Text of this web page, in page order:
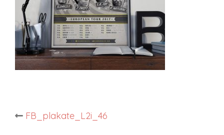
Post
FB_plakate_L2i_46